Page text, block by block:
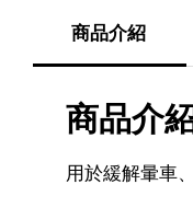
商品介紹
商品介
用於緩解暈車